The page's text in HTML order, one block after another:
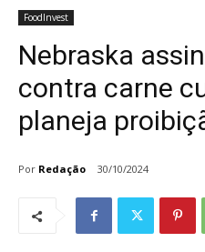
FoodInvest
Nebraska
contra carne
planeja
Por Redação 30/10/2024